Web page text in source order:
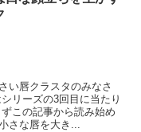
い唇クラスタのみなさ
リーズの3回目に当たり
この記事から読み始め
さな唇を大き...